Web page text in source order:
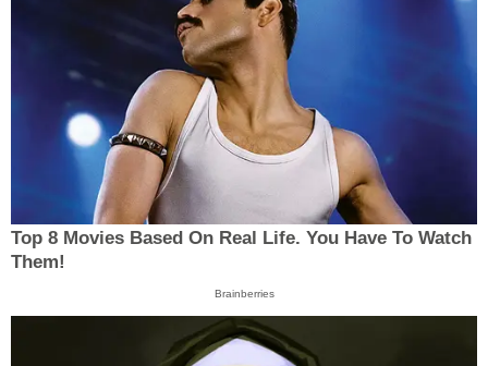
Top 8 Movies Based On Real Life. You Have To Watch
Them!
Brainberries